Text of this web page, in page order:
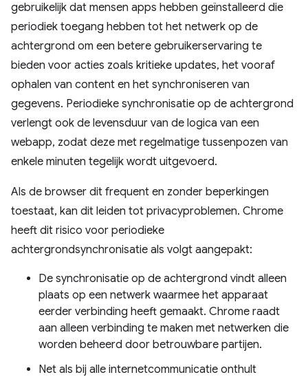
gebruikelijk dat mensen apps hebben geïnstalleerd die
periodiek toegang hebben tot het netwerk op de
achtergrond om een betere gebruikerservaring te
bieden voor acties zoals kritieke updates, het vooraf
ophalen van content en het synchroniseren van
gegevens. Periodieke synchronisatie op de achtergrond
verlengt ook de levensduur van de logica van een
webapp, zodat deze met regelmatige tussenpozen van
enkele minuten tegelijk wordt uitgevoerd.
Als de browser dit frequent en zonder beperkingen
toestaat, kan dit leiden tot privacyproblemen. Chrome
heeft dit risico voor periodieke
achtergrondsynchronisatie als volgt aangepakt:
De synchronisatie op de achtergrond vindt alleen
plaats op een netwerk waarmee het apparaat
eerder verbinding heeft gemaakt. Chrome raadt
aan alleen verbinding te maken met netwerken die
worden beheerd door betrouwbare partijen.
Net als bij alle internetcommunicatie onthult